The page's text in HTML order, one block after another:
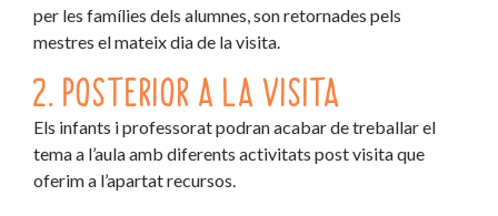
per les famílies dels alumnes, son retornades pels
mestres el mateix dia de la visita.
2. POSTERIOR A LA VISITA
Els infants i professorat podran acabar de treballar el
tema a l’aula amb diferents activitats post visita que
oferim a l’apartat recursos.